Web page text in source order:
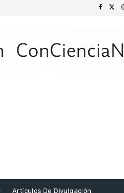
Artículos De Divulgación